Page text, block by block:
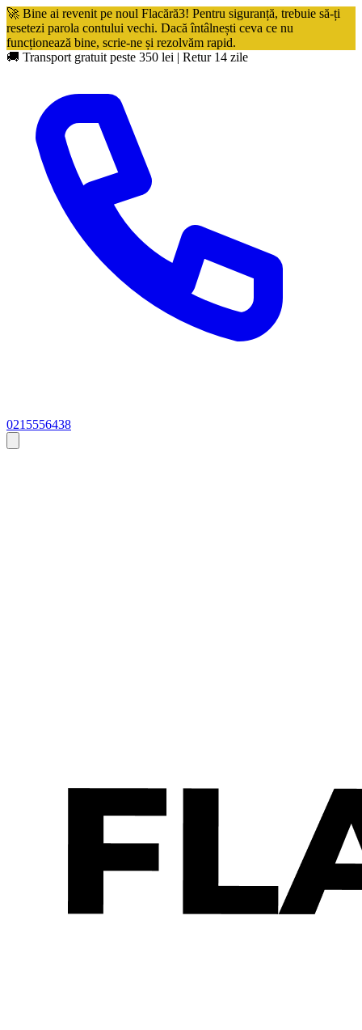
🚀 Bine ai revenit pe noul Flacără3! Pentru siguranță, trebuie să-ți
resetezi parola contului vechi. Dacă întâlnești ceva ce nu
funcționează bine, scrie-ne și rezolvăm rapid.
🚚 Transport gratuit peste 350 lei | Retur 14 zile
0215556438